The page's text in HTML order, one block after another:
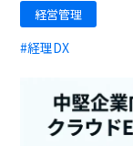
経営管理
#経理DX